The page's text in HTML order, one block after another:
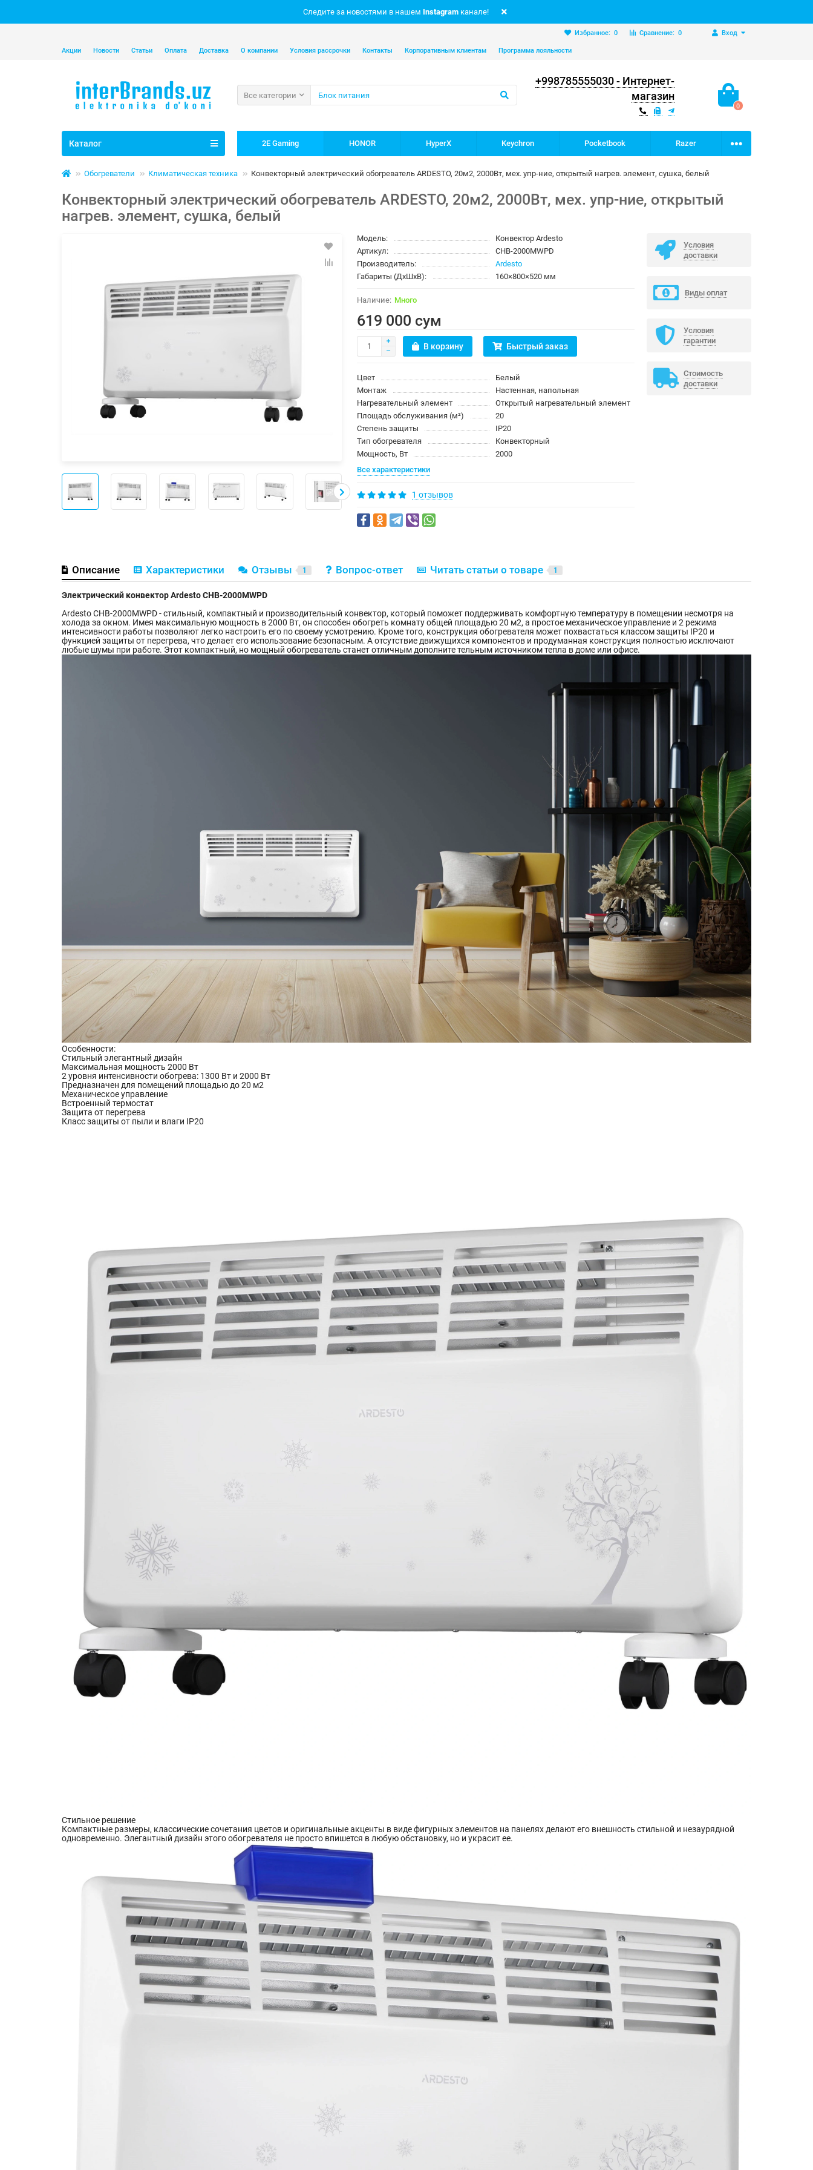
Следите за новостями в нашем Instagram канале!
Вход
Сравнение: 0
Избранное: 0
Акции Новости Статьи Оплата Доставка О компании Условия рассрочки Контакты Корпоративным клиентам Программа лояльности
+998785555030 - Интернет-
магазин
0
Все категории
Каталог 2E Gaming HONOR HyperX Keychron Pocketbook Razer
Обогреватели Климатическая техника Конвекторный электрический обогреватель ARDESTO, 20м2, 2000Вт, мех. упр-ние, открытый нагрев. элемент, сушка, белый
Конвекторный электрический обогреватель ARDESTO, 20м2, 2000Вт, мех. упр-ние, открытый
нагрев. элемент, сушка, белый
Модель:
Конвектор Ardesto
Артикул:
CHB-2000MWPD
Производитель:
Ardesto
Габариты (ДхШхВ):
160×800×520 мм
Много
619 000 сум
В корзину Быстрый заказ
Цвет
Белый
Монтаж
Настенная, напольная
Нагревательный элемент
Открытый нагревательный элемент
Площадь обслуживания (м²)
20
Степень защиты
IP20
Тип обогревателя
Конвекторный
Мощность, Вт
2000
Все характеристики
1 отзывов
Условия
доставки
Виды оплат
Условия
гарантии
Стоимость
доставки
Описание Характеристики Отзывы 1 Вопрос-ответ Читать статьи о товаре 1
Электрический конвектор Ardesto CHB-2000MWPD
Ardesto CHB-2000MWPD - стильный, компактный и производительный конвектор, который поможет поддерживать комфортную температуру в помещении несмотря на
холода за окном. Имея максимальную мощность в 2000 Вт, он способен обогреть комнату общей площадью 20 м2, а простое механическое управление и 2 режима
интенсивности работы позволяют легко настроить его по своему усмотрению. Кроме того, конструкция обогревателя может похвастаться классом защиты IP20 и
функцией защиты от перегрева, что делает его использование безопасным. А отсутствие движущихся компонентов и продуманная конструкция полностью исключают
любые шумы при работе. Этот компактный, но мощный обогреватель станет отличным дополните тельным источником тепла в доме или офисе.
Особенности:
Стильный элегантный дизайн
Максимальная мощность 2000 Вт
2 уровня интенсивности обогрева: 1300 Вт и 2000 Вт
Предназначен для помещений площадью до 20 м2
Механическое управление
Встроенный термостат
Защита от перегрева
Класс защиты от пыли и влаги IP20
Стильное решение
Компактные размеры, классические сочетания цветов и оригинальные акценты в виде фигурных элементов на панелях делают его внешность стильной и незаурядной
одновременно. Элегантный дизайн этого обогревателя не просто впишется в любую обстановку, но и украсит ее.